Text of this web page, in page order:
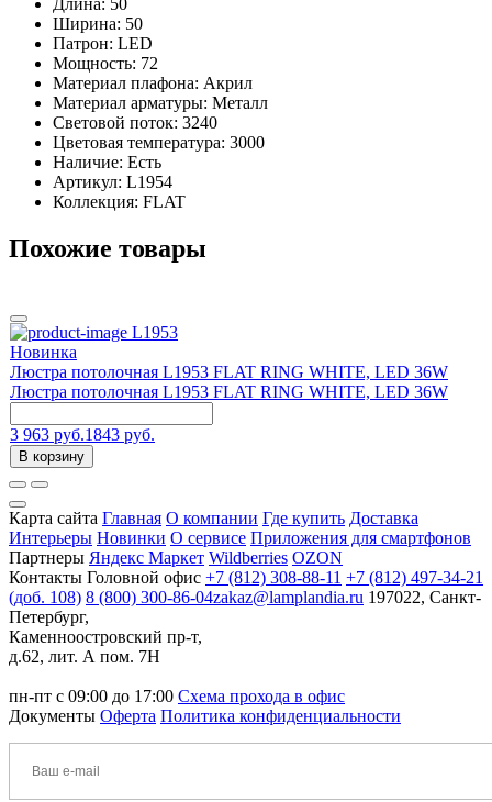
Длина: 50
Ширина: 50
Патрон: LED
Мощность: 72
Материал плафона: Акрил
Материал арматуры: Металл
Световой поток: 3240
Цветовая температура: 3000
Наличие: Есть
Артикул: L1954
Коллекция: FLAT
Похожие товары
L1953
Новинка
Люстра потолочная L1953 FLAT RING WHITE, LED 36W
Люстра потолочная L1953 FLAT RING WHITE, LED 36W
3 963 руб.1843 руб.
В корзину
Карта сайта Главная О компании Где купить Доставка
Интерьеры Новинки О сервисе Приложения для смартфонов
Партнеры Яндекс Маркет Wildberries OZON
Контакты Головной офис +7 (812) 308-88-11 +7 (812) 497-34-21
(доб. 108) 8 (800) 300-86-04zakaz@lamplandia.ru 197022, Санкт-
Петербург,
Каменноостровский пр-т,
д.62, лит. А пом. 7Н
пн-пт с 09:00 до 17:00 Схема прохода в офис
Документы Оферта Политика конфиденциальности